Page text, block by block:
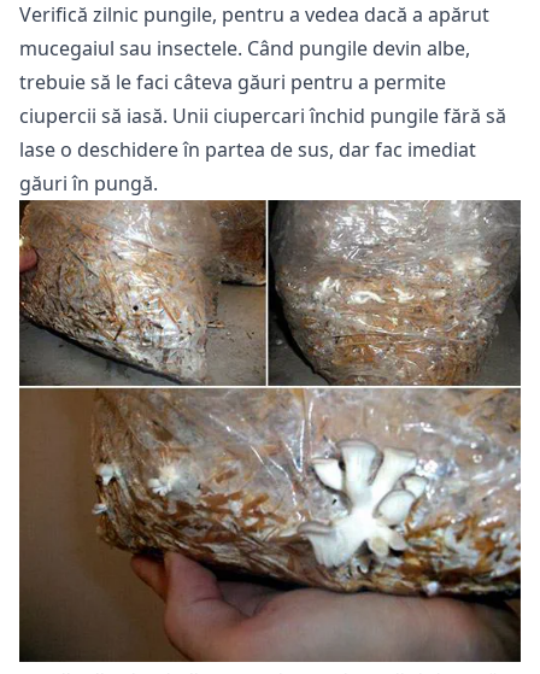
Verifică zilnic pungile, pentru a vedea dacă a apărut
mucegaiul sau insectele. Când pungile devin albe,
trebuie să le faci câteva găuri pentru a permite
ciupercii să iasă. Unii ciupercari închid pungile fără să
lase o deschidere în partea de sus, dar fac imediat
găuri în pungă.